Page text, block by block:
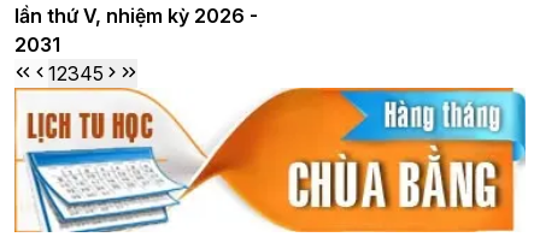
lần thứ V, nhiệm kỳ 2026 -
2031
12345